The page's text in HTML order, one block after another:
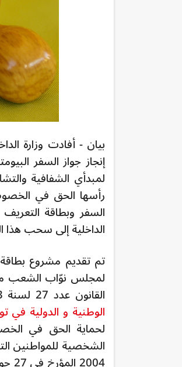
بيان - أفادت وزارة
إنجاز جواز السفر
لمبدأي الشفافية
رأسها الحق في
السفر وبطاقة
الداخلية إلى سحب هذا
تم تقديم مشروع
لمجلس نوّاب الشعب
القانون عدد 27 لسنة 1993 المتعلق ببطاقة التعريف الوطنية. و
الوطنية و الدولية في